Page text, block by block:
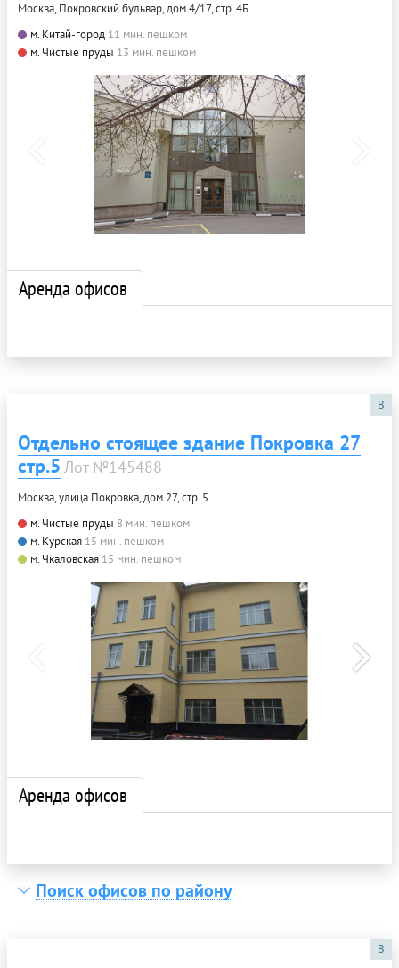
Москва, Покровский бульвар, дом 4/17, стр. 4Б
м. Китай-город 11 мин. пешком
м. Чистые пруды 13 мин. пешком
Аренда офисов
B
Отдельно стоящее здание Покровка 27
стр.5 Лот №145488
Москва, улица Покровка, дом 27, стр. 5
м. Чистые пруды 8 мин. пешком
м. Курская 15 мин. пешком
м. Чкаловская 15 мин. пешком
Аренда офисов
Поиск офисов по району
B